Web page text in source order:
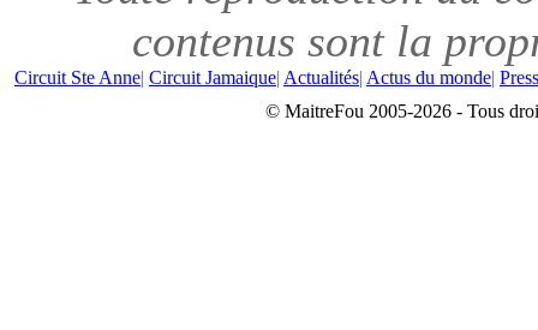
contenus sont la
Circuit Ste Anne| Circuit Jamaique| Actualités| Actus du monde|
© MaitreFou 2005-2026 - Tous